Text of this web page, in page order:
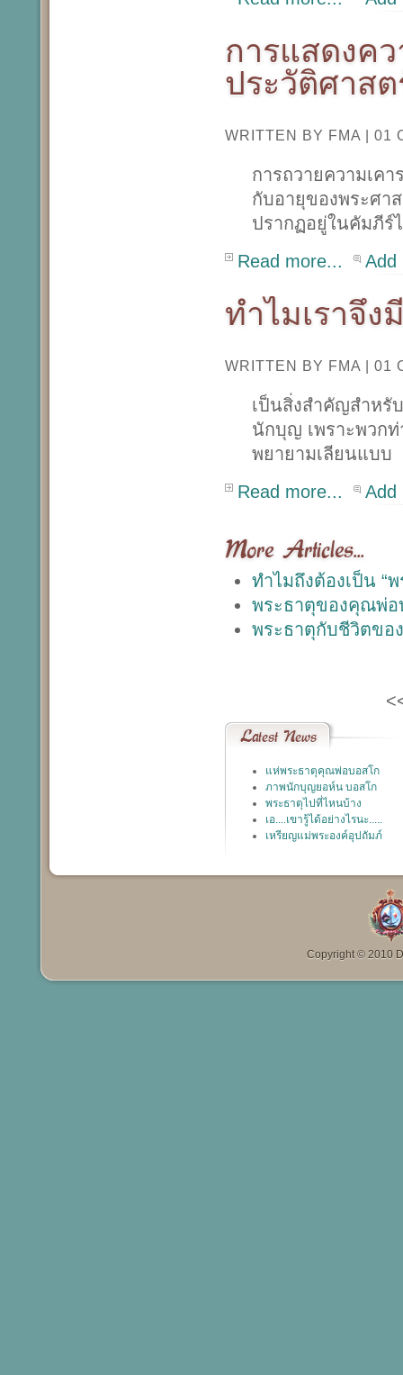
การแสดงค
ประวัติศาส
WRITTEN BY FMA 01
การถวายความเค
กับอายุของพระศา
ปรากฏอยู่ในคัมภีร์
Read more...
Add
ทำไมเราจึ
WRITTEN BY FMA 01
เป็นสิ่งสำคัญสำหรั
นักบุญ เพราะพวก
พยายามเลียนแบบ
Read more...
Add
More Articles...
ทำไมถึงต้องเป็น “พ
พระธาตุของคุณพ่อ
พระธาตุกับชีวิตขอ
Latest News
แห่พระธาตุคุณพ่อบอสโก
ภาพนักบุญยอห์น บอสโก
พระธาตุไปที่ไหนบ้าง
เอ....เขารู้ได้อย่างไรนะ.....
เหรียญแม่พระองค์อุปถัมภ์
Copyright © 2010